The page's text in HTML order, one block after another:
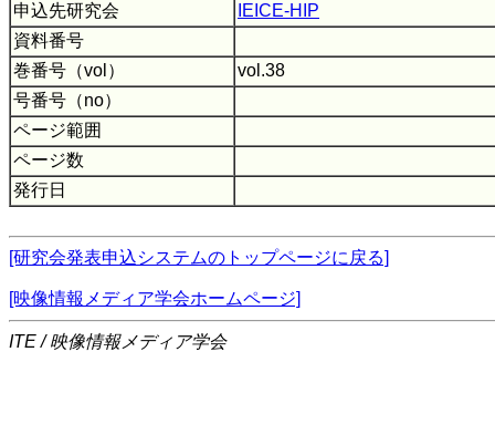
申込先研究会
IEICE-HIP
資料番号
巻番号（vol）
vol.38
号番号（no）
ページ範囲
ページ数
発行日
[研究会発表申込システムのトップページに戻る]
[映像情報メディア学会ホームページ]
ITE / 映像情報メディア学会